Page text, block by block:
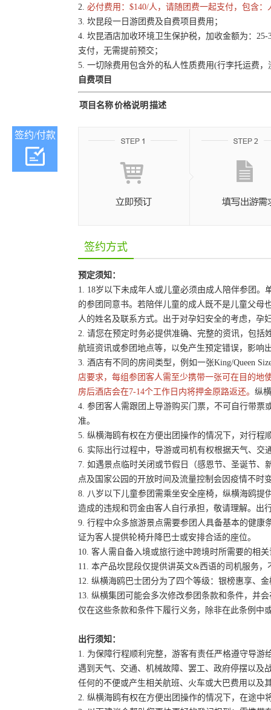
2. 必付费用：$140/人，请随团费一起支付，包含
3. 坎昆段一日游团费及自费项目费用；
4. 坎昆酒店加收环境卫生保护税，加收金额为：
支付，无需提前预交；
5. 一切除费用包含外的私人性质费用(行李托运费，
自费项目
项目名称价格说明 描述
签约/付款
签约方式
预定须知：
1. 18岁以下未成年人或儿童必须由成人陪伴参团
的参团同意书。若陪伴儿童的成人既不是儿童父母
人的姓名及联系方式。出于对孕妇安全的考虑，孕
2. 请您在预定时务必提供准确、完整的资讯，包
航班资讯或参团地点等，以免产生预定错误，影响
3. 酒店有不同的房间类型，例如一张King/Queen
店要求，每组参团客人需至少携带一张可在目的地
房后酒店会在7-14个工作日内将押金原路返还。 纵
4. 参团客人需跟团上导游购买门票，不可自行带票
准。
5. 纵横海鸥有权在方便出团操作的情况下，对行
6. 实际出行过程中，导游或司机有权根据天气、
7. 如遇景点临时关闭或节假日（感恩节、圣诞节
点及国家公园的开放时间及流量控制会因疫情不时
8. 八岁以下儿童参团需乘坐安全座椅，纵横海鸥提
造成的违规和罚金由客人自行承担，敬请理解。出
9. 行程中众多旅游景点需要参团人具备基本的健
证为客人提供轮椅升降巴士或安排合适的座位。
10. 客人需自备入境或旅行途中跨境时所需要的相
11. 本产品坎昆段仅提供讲英文&西语的司机服务
12. 纵横海鸥巴士团分为了四个等级：银榜惠享、
13. 纵横集团可能会多次修改参团条款和条件，并
仅在这些条款和条件下履行义务，除非在此条例中
出行须知：
1. 为保障行程顺利完整，游客有责任严格遵守导
遇到天气、交通、机械故障、罢工、政府停摆以及
任何的不便或产生相关航班、火车或大巴费用以及
2. 纵横海鸥有权在方便出团操作的情况下，在途